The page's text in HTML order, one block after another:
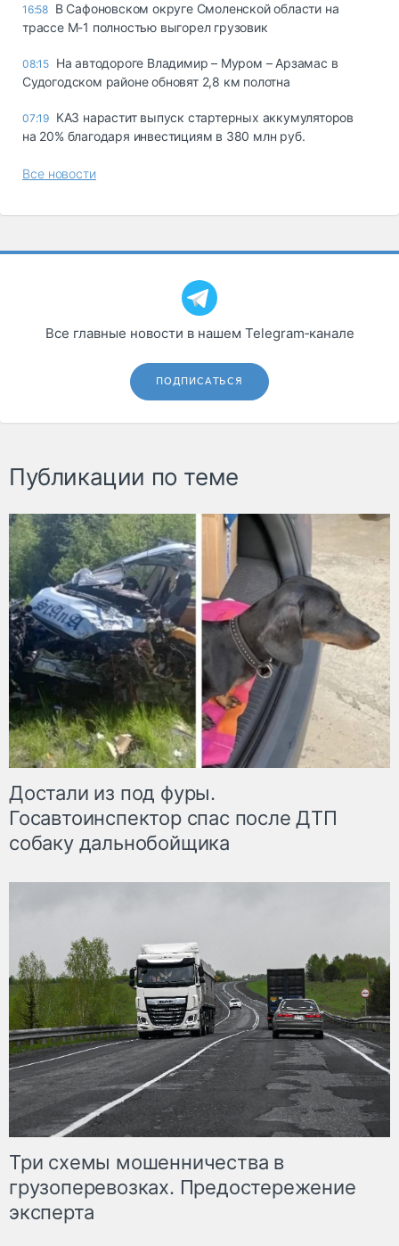
16:58 В Сафоновском округе Смоленской области на
трассе М-1 полностью выгорел грузовик
08:15 На автодороге Владимир – Муром – Арзамас в
Судогодском районе обновят 2,8 км полотна
07:19 КАЗ нарастит выпуск стартерных аккумуляторов
на 20% благодаря инвестициям в 380 млн руб.
Все новости
Все главные новости в нашем Telegram‑канале
ПОДПИСАТЬСЯ
Публикации по теме
Достали из под фуры.
Госавтоинспектор спас после ДТП
собаку дальнобойщика
Три схемы мошенничества в
грузоперевозках. Предостережение
эксперта